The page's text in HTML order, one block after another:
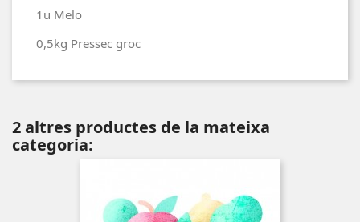
1u Melo
0,5kg Pressec groc
2 altres productes de la mateixa
categoria: